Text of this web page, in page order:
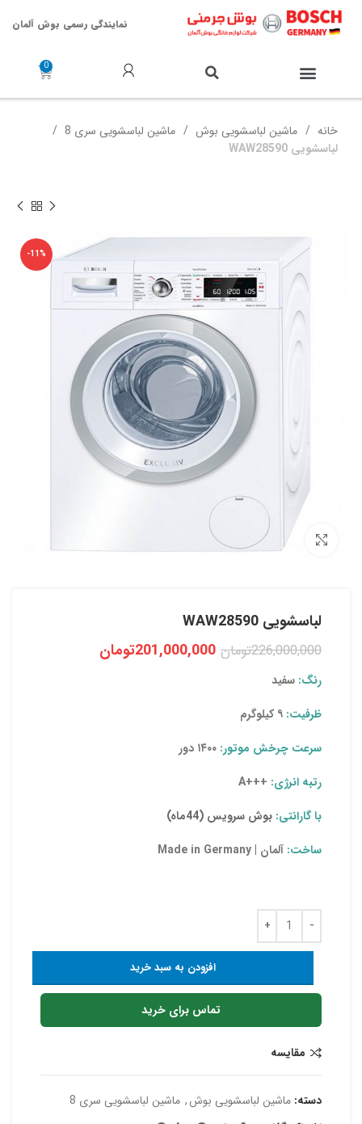
نمایندگی رسمی بوش آلمان
خانه ماشین لباسشویی بوش
ماشین لباسشویی سری 8
لباسشویی WAW28590
-11%
بزرگنمایی تصویر
لباسشویی WAW28590
226,000,000تومان 201,000,000تومان
رنگ: سفید
ظرفیت:
سرعت چرخش موتور:
رتبه انرژی: +++A
با گارانتی: بوش سرویس (44ماه)
ساخت: آلمان | Made in Germany
افزودن به سبد خرید
تماس برای خرید
مقایسه
دسته: ماشین لباسشویی بوش, ماشین لباسشویی سری 8